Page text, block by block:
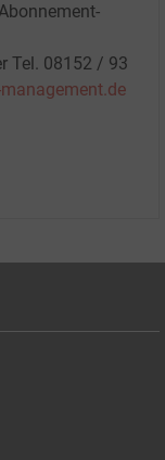
Tel. 08152 / 93